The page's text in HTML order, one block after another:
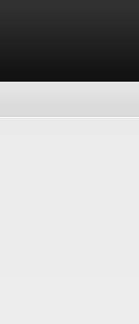
(Phontres CC87 2.1A)